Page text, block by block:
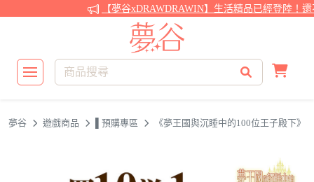
【夢谷xDRAWDRAWIN】生活精品已經登陸！還
夢谷 遊戲商品 ▌預購專區 《夢王國與沉睡中的100位王子殿下》